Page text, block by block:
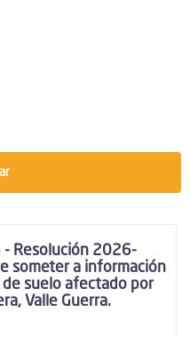
Resolución 2026-
someter a información
suelo afectado por
Valle Guerra.